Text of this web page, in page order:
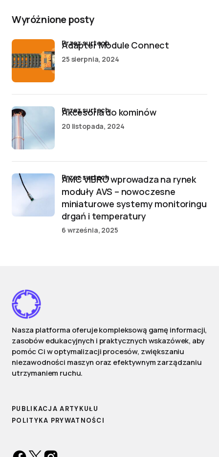
Wyróżnione posty
Adapter Module Connect
przez surtech
25 sierpnia, 2024
Akcesoria do kominów
przez surtech
20 listopada, 2024
AMC VIBRO wprowadza na rynek
moduły AVS – nowoczesne
miniaturowe systemy monitoringu
drgań i temperatury
przez surtech
6 września, 2025
Nasza platforma oferuje kompleksową gamę informacji,
zasobów edukacyjnych i praktycznych wskazówek, aby
pomóc Ci w optymalizacji procesów, zwiększaniu
niezawodności maszyn oraz efektywnym zarządzaniu
utrzymaniem ruchu.
PUBLIKACJA ARTYKUŁU
POLITYKA PRYWATNOŚCI